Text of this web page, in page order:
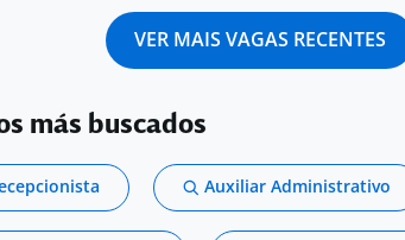
VER MAIS VAGAS RECENTES
más buscados
Auxiliar Administrativo